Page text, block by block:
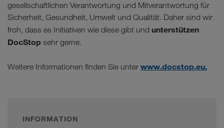
gesellschaftlichen Verantwortung und Mitverantwortung für
Sicherheit, Gesundheit, Umwelt und Qualität. Daher sind wir
froh, dass es Initiativen wie diese gibt und unterstützen
DocStop sehr gerne.
Weitere Informationen finden Sie unter www.docstop.eu.
INFORMATION